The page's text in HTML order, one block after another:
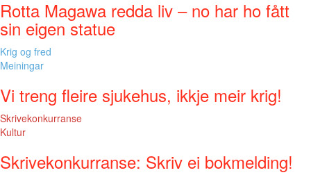
Rotta Magawa redda liv – no har ho fått
sin eigen statue
Krig og fred
Meiningar
Vi treng fleire sjukehus, ikkje meir krig!
Skrivekonkurranse
Kultur
Skrivekonkurranse: Skriv ei bokmelding!